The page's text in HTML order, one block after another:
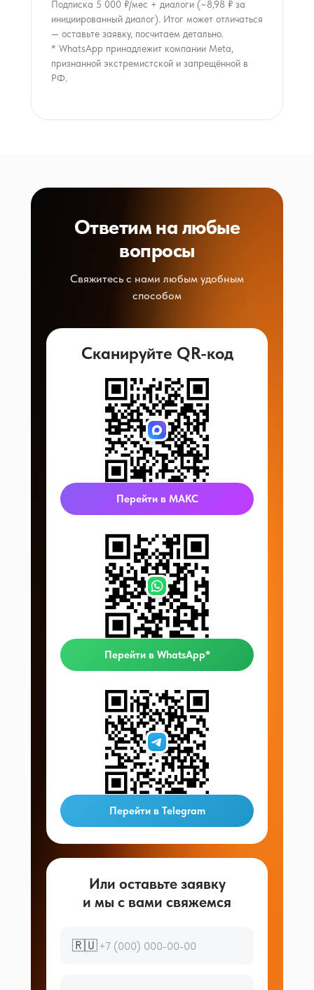
Подписка 5 000 ₽/мес + диалоги (~8,98 ₽ за
инициированный диалог). Итог может отличаться
— оставьте заявку, посчитаем детально.
* WhatsApp принадлежит компании Meta,
признанной экстремистской и запрещённой в
РФ.
Ответим на любые
вопросы
Свяжитесь с нами любым удобным
способом
Сканируйте QR-код
Перейти в МАКС
Перейти в WhatsApp*
Перейти в Telegram
Или оставьте заявку
и мы с вами свяжемся
🇷🇺